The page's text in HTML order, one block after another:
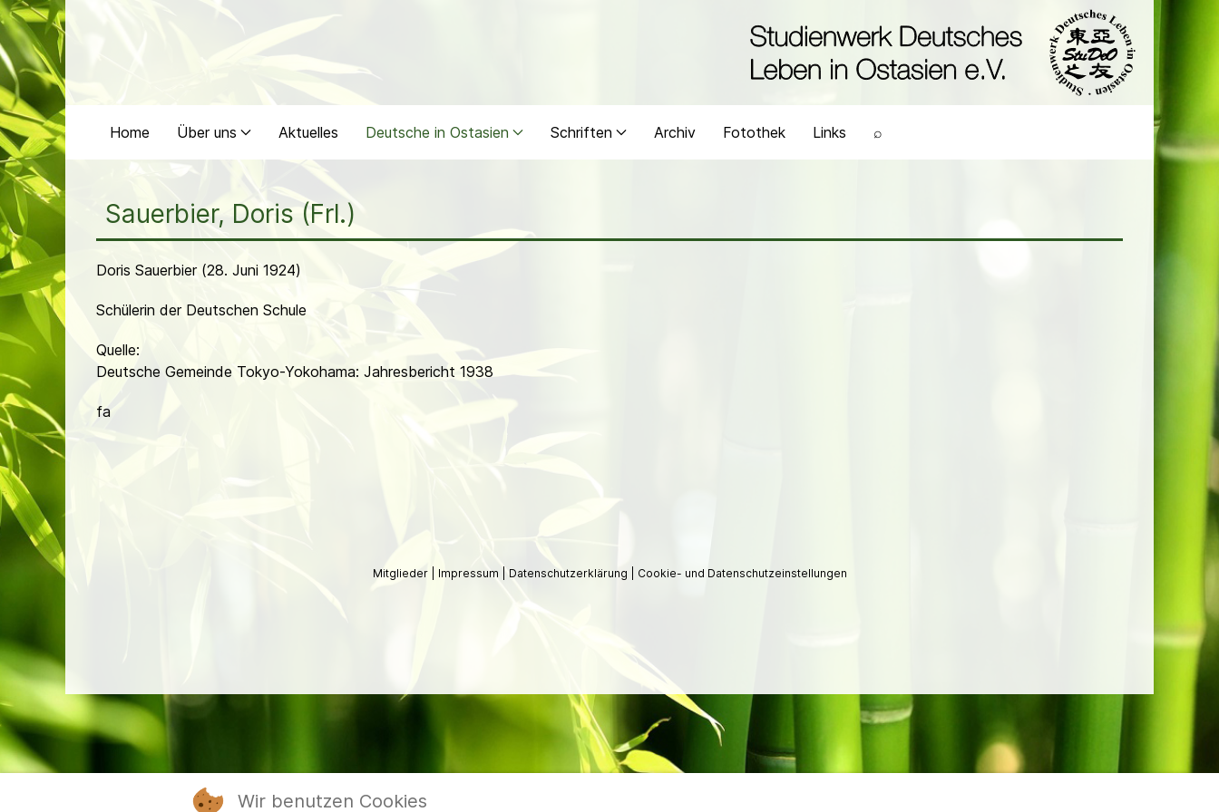
Home Über uns Aktuelles Deutsche in Ostasien Schriften Archiv Fotothek Links ⌕
Sauerbier, Doris (Frl.)
Doris Sauerbier (28. Juni 1924)
Schülerin der Deutschen Schule
Quelle:
Deutsche Gemeinde Tokyo-Yokohama: Jahresbericht 1938
fa
Mitglieder Impressum Datenschutzerklärung Cookie- und Datenschutzeinstellungen
Wir benutzen Cookies